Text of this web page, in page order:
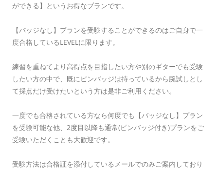
ができる】というお得なプランです。
【バッジなし】プランを受験することができるのはご自身で一
度合格しているLEVELに限ります。
練習を重ねてより高得点を目指したい方や別のギターでも受験
したい方の中で、既にピンバッジは持っているから腕試しとし
て採点だけ受けたいという方は是非ご利用ください。
一度でも合格されている方なら何度でも【バッジなし】プラン
を受験可能な他、2度目以降も通常(ピンバッジ付き)プランをご
受験いただくことも大歓迎です。
受験方法は合格証を添付しているメールでのみご案内しており